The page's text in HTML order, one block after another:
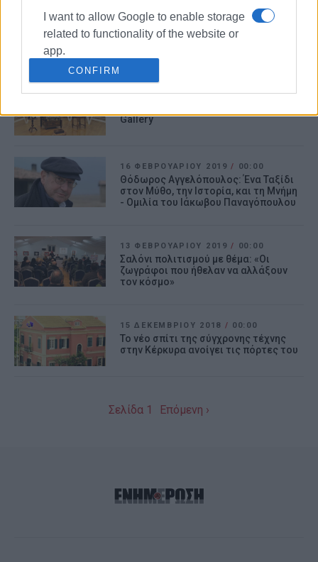
I want to allow Google to enable storage
related to functionality of the website or
app.
I want to allow Google to enable storage
I want to allow Google to enable storage
authentication functionality and fraud
prevention, and other user protection.
CONFIRM
02 ΜΑΡΤΊΟΥ 2019 /00:00
Ρίζες και κρύπτες της ανθρώπινης
αλήθειας: Έκθεση της Ειρήνης
25 ΦΕΒΡΟΥΑΡΊΟΥ 2019/00:00
Gallery
16 ΦΕΒΡΟΥΑΡΊΟΥ 2019/ 00:00
Θόδωρος Αγγελόπουλος: Ένα Ταξίδι
στον Μύθο, την Ιστορία, και τη Μνήμη
- Ομιλία του Ιάκωβου Παναγόπουλου
13 ΦΕΒΡΟΥΑΡΊΟΥ 2019/ 00:00
Σαλόνι πολιτισμού με θέμα: «Οι
ζωγράφοι που ήθελαν να αλλάξουν
τον κόσμο»
15 ΔΕΚΕΜΒΡΊΟΥ 2018 / 00:00
Το νέο σπίτι της σύγχρονης τέχνης
στην Κέρκυρα ανοίγει τις πόρτες του
Σελίδα 1 Επόμενη ›